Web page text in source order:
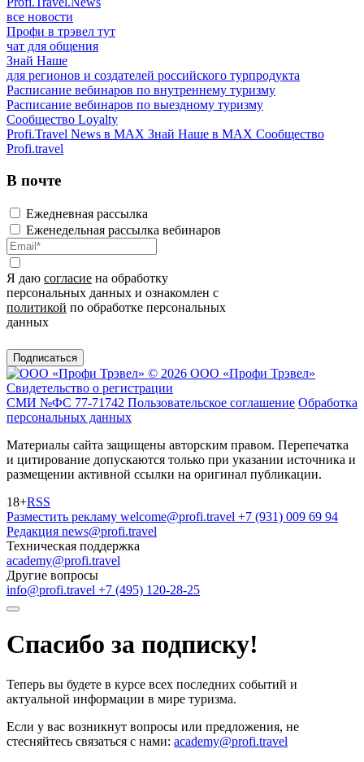
все новости
Профи в трэвел тут
чат для общения
Знай Наше
для регионов и создателей российского турпродукта
Расписание вебинаров по внутреннему туризму
Расписание вебинаров по выездному туризму
Сообщество Loyalty
Profi.Travel News в MAX Знай Наше в MAX Сообщество
Profi.travel
В почте
Ежедневная рассылка
Еженедельная рассылка вебинаров
Я даю согласие на обработку
персональных данных и ознакомлен с
политикой по обработке персональных
данных
Подписаться
© 2026 ООО «Профи Трэвeл»
Свидетельство о регистрации
СМИ №ФС 77-71742 Пользовательское соглашение Обработка
персональных данных
Материалы сайта защищены авторским правом. Перепечатка
и цитирование допускаются только при указании источника и
размещении активной ссылки на оригинал публикации.
18+RSS
Разместить рекламу welcome@profi.travel +7 (931) 009 69 94
Редакция news@profi.travel
Техническая поддержка
academy@profi.travel
Другие вопросы
info@profi.travel +7 (495) 120-28-25
Спасибо за подписку!
Теперь вы будете в курсе всех последних событий и
актуальной информации в мире туризма.
Если у вас возникнут вопросы или предложения, не
стесняйтесь связаться с нами: academy@profi.travel